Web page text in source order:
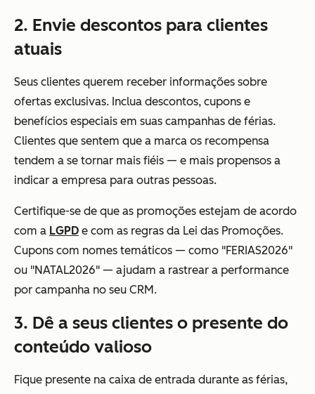
2. Envie descontos para clientes
atuais
Seus clientes querem receber informações sobre
ofertas exclusivas. Inclua descontos, cupons e
benefícios especiais em suas campanhas de férias.
Clientes que sentem que a marca os recompensa
tendem a se tornar mais fiéis — e mais propensos a
indicar a empresa para outras pessoas.
Certifique-se de que as promoções estejam de acordo
com a LGPD e com as regras da Lei das Promoções.
Cupons com nomes temáticos — como "FERIAS2026"
ou "NATAL2026" — ajudam a rastrear a performance
por campanha no seu CRM.
3. Dê a seus clientes o presente do
conteúdo valioso
Fique presente na caixa de entrada durante as férias,